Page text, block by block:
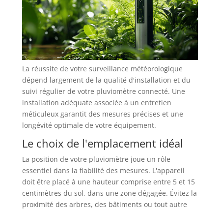
La réussite de votre surveillance météorologique
dépend largement de la qualité d'installation et du
suivi régulier de votre pluviomètre connecté. Une
installation adéquate associée à un entretien
méticuleux garantit des mesures précises et une
longévité optimale de votre équipement.
Le choix de l'emplacement idéal
La position de votre pluviomètre joue un rôle
essentiel dans la fiabilité des mesures. L'appareil
doit être placé à une hauteur comprise entre 5 et 15
centimètres du sol, dans une zone dégagée. Évitez la
proximité des arbres, des bâtiments ou tout autre